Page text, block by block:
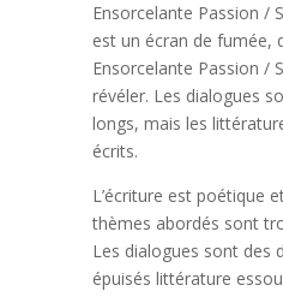
Ensorcelante Passion /
est un écran de fumée,
Ensorcelante Passion /
révéler. Les dialogues
longs, mais les
écrits.
L’écriture est poétique
thèmes abordés sont
Les dialogues sont des
épuisés littérature